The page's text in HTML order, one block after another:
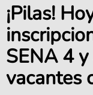
¡Pilas!
SENA 4
vacantes